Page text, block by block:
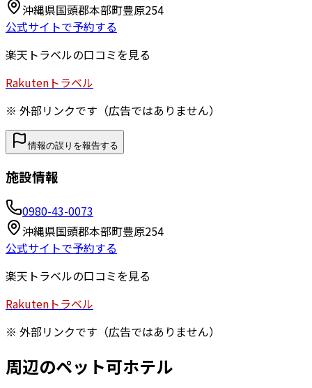
沖縄県国頭郡本部町豊原254
公式サイトで予約する
楽天トラベルの口コミを見る
Rakuten トラベル
※ 外部リンクです（広告ではありません）
情報の誤りを報告する
施設情報
0980-43-0073
沖縄県国頭郡本部町豊原254
公式サイトで予約する
楽天トラベルの口コミを見る
Rakuten トラベル
※ 外部リンクです（広告ではありません）
周辺のペット可ホテル